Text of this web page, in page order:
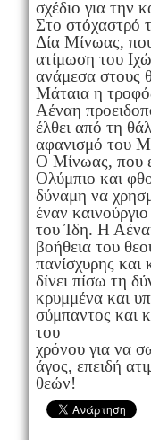
σχέδιο για την
Στο στόχαστρό
Δία Μίνωας,
ατίμωση του
ανάμεσα στους
Μάταια η
Αέναη
έλθει από τη
αφανισμό του
Ο Μίνωας, που
Ολύμπιο και
δύναμη να
έναν
του Ίδη. Η
βοήθεια του
πανίσχυρης
δίνει πίσω τη
κρυμμένα και
σύμπαντος και
του
χρόνου για να
άγος, επειδή
θεών!